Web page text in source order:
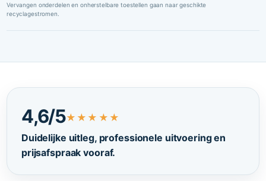
Vervangen onderdelen en onherstelbare toestellen gaan naar geschikte
recyclagestromen.
4,6/5★★★★★
Duidelijke uitleg, professionele uitvoering en
prijsafspraak vooraf.